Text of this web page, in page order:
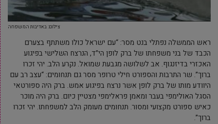
צילום: באדיבות המשפחה
ראש הממשלה נפתלי בנט מסר: “עם ישראל כולו משתתף בצערם
הכבד של בני משפחתו של ברק לופן הי”ד, הנרצח השלישי בפיגוע
האכזרי בדיזנגוף. אב לשלושה מגבעת שמואל. נקרע הלב. יהי זכרו
ברוך”. שר התרבות והספורט חילי טרופר מסר גם תנחומים: “עצב רב עם
היוודע מותו של ברק לופן אשר נרצח בפיגוע אמש. ברק היה ספורטאי
הסגל האולימפי בעבר ומאמן פראלימפי מצטיין כיום. ברק היה מוכר
כאיש ספורט מקצועי ומסור. תנחומים מעומק הלב למשפחתו. יהי זכרו
ברוך”.